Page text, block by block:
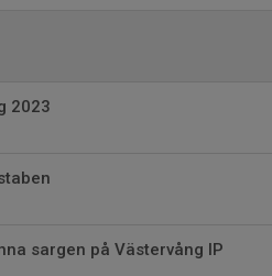
2023
sargen på Västervång IP